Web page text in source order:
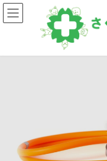
コ
ン
テ
ナ
ビ
ゲ